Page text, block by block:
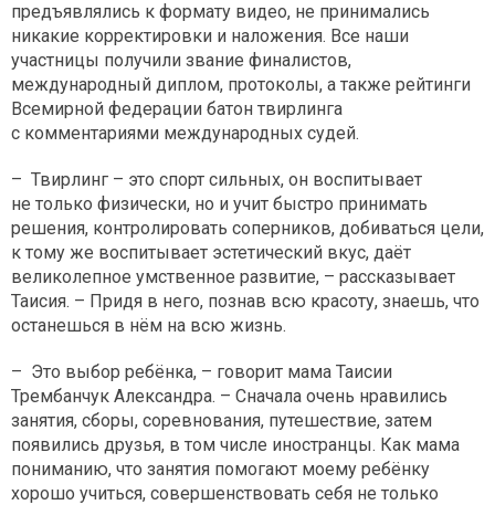
предъявлялись к формату видео, не принимались
никакие корректировки и наложения. Все наши
участницы получили звание финалистов,
международный диплом, протоколы, а также рейтинги
Всемирной федерации батон твирлинга
с комментариями международных судей.
– Твирлинг – это спорт сильных, он воспитывает
не только физически, но и учит быстро принимать
решения, контролировать соперников, добиваться цели,
к тому же воспитывает эстетический вкус, даёт
великолепное умственное развитие, – рассказывает
Таисия. – Придя в него, познав всю красоту, знаешь, что
останешься в нём на всю жизнь.
– Это выбор ребёнка, – говорит мама Таисии
Трембанчук Александра. – Сначала очень нравились
занятия, сборы, соревнования, путешествие, затем
появились друзья, в том числе иностранцы. Как мама
пониманию, что занятия помогают моему ребёнку
хорошо учиться, совершенствовать себя не только